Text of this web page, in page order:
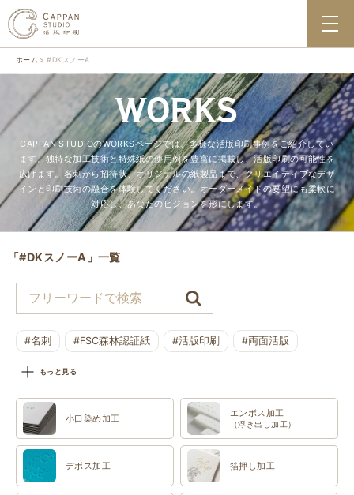
ホーム #DKスノーA
WORKS
CAPPAN STUDIOのWORKSページでは、多様な活版印刷事例をご紹介してい
ます。独特な加工技術と特殊紙の使用例を豊富に掲載し、活版印刷の可能性を
広げます。名刺から招待状、オリジナルの紙製品まで、クリエイティブなデザ
インと印刷技術の融合を体験してください。オーダーメイドの要望にも柔軟に
対応し、あなたのビジョンを形にします。
「#DKスノーA」一覧
#名刺 #FSC森林認証紙 #活版印刷 #両面活版
#特色印刷
もっと見る
小口染め加工 エンボス加工
（浮き出し加工）
デボス加工 箔押し加工